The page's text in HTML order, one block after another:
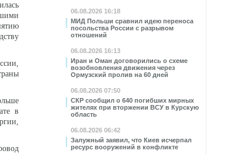
06.08.2026 16:18
МИД Польши сравнил идею переноса
посольства России с разрывом
отношений
06.08.2026 16:13
Иран и Оман договорились о схеме
возобновления движения через
Ормузский пролив на 60 дней
06.08.2026 07:50
СКР сообщил о 640 погибших мирных
жителях при вторжении ВСУ в Курскую
область
06.08.2026 06:42
Залужный заявил, что Киев исчерпал
ресурс вооружений в конфликте
в